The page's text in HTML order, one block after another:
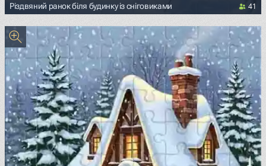
Різдвяний ранок біля будинку із сніговиками 41